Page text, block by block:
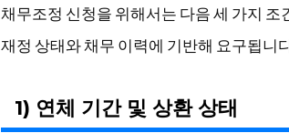
채무조정 신청을 위해서는 다음 세 가지
재정 상태와 채무 이력에 기반해 요구됩니
1) 연체 기간 및 상환 상태